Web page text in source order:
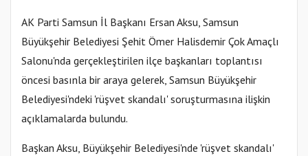
AK Parti Samsun İl Başkanı Ersan Aksu, Samsun
Büyükşehir Belediyesi Şehit Ömer Halisdemir Çok Amaçlı
Salonu'nda gerçekleştirilen ilçe başkanları toplantısı
öncesi basınla bir araya gelerek, Samsun Büyükşehir
Belediyesi'ndeki 'rüşvet skandalı' soruşturmasına ilişkin
açıklamalarda bulundu.
Başkan Aksu, Büyükşehir Belediyesi'nde 'rüşvet skandalı'